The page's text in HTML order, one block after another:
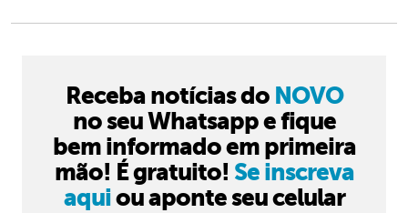
Receba notícias do NOVO
no seu Whatsapp e fique
bem informado em primeira
mão! É gratuito! Se inscreva
aquiou aponte seu celular